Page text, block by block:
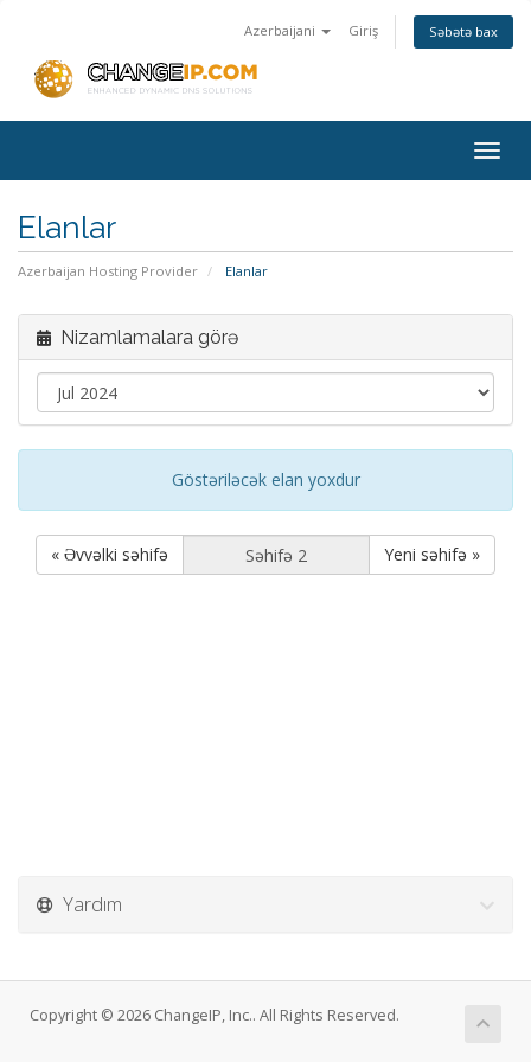
Azerbaijani Giriş Səbətə bax
Elanlar
Azerbaijan Hosting Provider Elanlar
Nizamlamalara görə
Göstəriləcək elan yoxdur
« Əvvəlki səhifə Yeni səhifə »
Yardım
Copyright © 2026 ChangeIP, Inc.. All Rights Reserved.